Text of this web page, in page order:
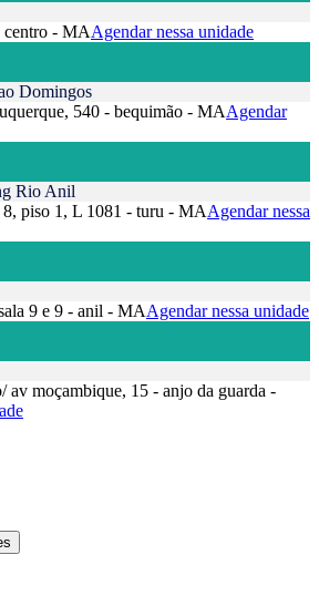
centro - MAAgendar nessa unidade
Domingos
540 - bequimão - MAAgendar
Rio Anil
8, piso 1, L 1081 - turu - MAAgendar nessa
9 e 9 - anil - MAAgendar nessa unidade
av moçambique, 15 - anjo da guarda -